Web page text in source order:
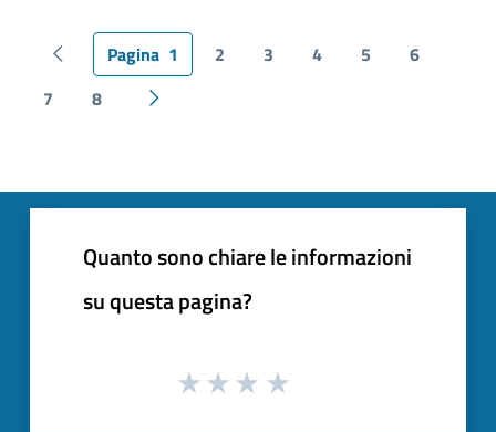
Pagina precedente
Pagina 1 2 3 4 5
6
7
8 Pagina successiva
Quanto sono chiare le informazioni
su questa pagina?